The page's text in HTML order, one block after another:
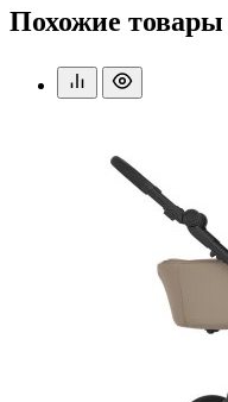
Похожие товары